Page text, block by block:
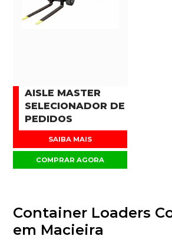
AISLE MASTER
SELECIONADOR DE
PEDIDOS
SAIBA MAIS
COMPRAR AGORA
Container Loaders
em Macieira